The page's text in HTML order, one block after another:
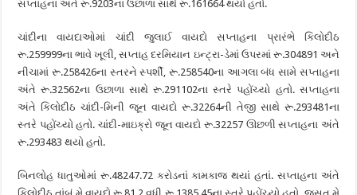
સપ્તાહના અંતે રૂ.9203ના ઉછાળા સાથે રૂ.161664 થયો હતો.
ચાંદીના વાયદાઓમાં ચાંદી જુલાઈ વાયદો સપ્તાહના પ્રારંભે કિલોદીઠ
રૂ.259999ના ભાવે ખૂલી, સપ્તાહ દરમિયાન ઇન્ટ્રા-ડેમાં ઉપરમાં રૂ.304891 અને
નીચામાં રૂ.258426ના સ્તરને સ્પર્શી, રૂ.258540ના આગલા બંધ સામે સપ્તાહના
અંતે રૂ.32562ના ઉછાળા સાથે રૂ.291102ના સ્તરે પહોંચ્યો હતો. સપ્તાહના
અંતે કિલોદીઠ ચાંદી-મિની જૂન વાયદો રૂ.32264ની તેજી સાથે રૂ.293481ના
સ્તરે પહોંચ્યો હતો. ચાંદી-માઇક્રો જૂન વાયદો રૂ.32257 ઊછળી સપ્તાહના અંતે
રૂ.293483 થયો હતો.
બિનલોહ ધાતુઓમાં રૂ.48247.72 કરોડનાં કામકાજ થયાં હતાં. સપ્તાહના અંતે